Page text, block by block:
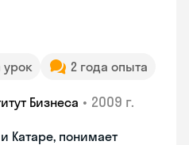
урок 2 года опыта
Бизнеса • 2009 г.
Катаре, понимает